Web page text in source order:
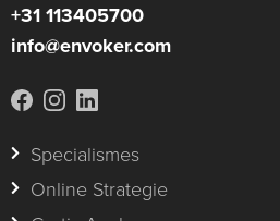
+31 113405700
info@envoker.com
Specialismes
Online Strategie